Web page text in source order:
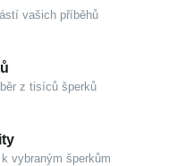
drahý kov, který
Speciální povrchová
vašich příběhů
z tisíců šperků
vybraným šperkům